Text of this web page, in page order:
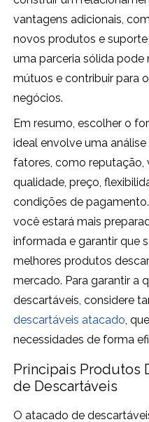
vantagens adicionais,
novos produtos e
uma parceria sólida pode
mútuos e contribuir para
negócios.
Em resumo, escolher o
ideal envolve uma
fatores, como reputação,
qualidade, preço,
condições de
você estará mais
informada e garantir que
melhores produtos
mercado. Para garantir a
descartáveis, considere
descartáveis atacado,
necessidades de forma
Principais Produtos
de Descartáveis
O atacado de